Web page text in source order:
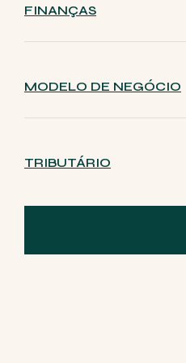
FINANÇAS
MODELO DE NEGÓCIO
TRIBUTÁRIO